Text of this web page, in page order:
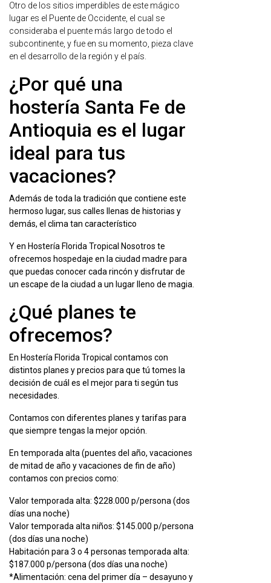
Otro de los sitios imperdibles de este mágico
lugar es el Puente de Occidente, el cual se
consideraba el puente más largo de todo el
subcontinente, y fue en su momento, pieza clave
en el desarrollo de la región y el país.
¿Por qué una
hostería Santa Fe de
Antioquia es el lugar
ideal para tus
vacaciones?
Además de toda la tradición que contiene este
hermoso lugar, sus calles llenas de historias y
demás, el clima tan característico
Y en Hostería Florida Tropical Nosotros te
ofrecemos hospedaje en la ciudad madre para
que puedas conocer cada rincón y disfrutar de
un escape de la ciudad a un lugar lleno de magia.
¿Qué planes te
ofrecemos?
En Hostería Florida Tropical contamos con
distintos planes y precios para que tú tomes la
decisión de cuál es el mejor para ti según tus
necesidades.
Contamos con diferentes planes y tarifas para
que siempre tengas la mejor opción.
En temporada alta (puentes del año, vacaciones
de mitad de año y vacaciones de fin de año)
contamos con precios como:
Valor temporada alta: $228.000 p/persona (dos
días una noche)
Valor temporada alta niños: $145.000 p/persona
(dos días una noche)
Habitación para 3 o 4 personas temporada alta:
$187.000 p/persona (dos días una noche)
*Alimentación: cena del primer día – desayuno y